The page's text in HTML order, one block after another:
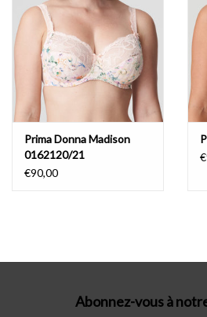
Cartes-cadeaux
Prima Donna Madison
0162120/21
€90,00
Abonnez-vous à